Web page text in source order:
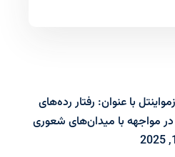
با عنوان: رفتار رده‌های
مواجهه با میدان‌های شعوری